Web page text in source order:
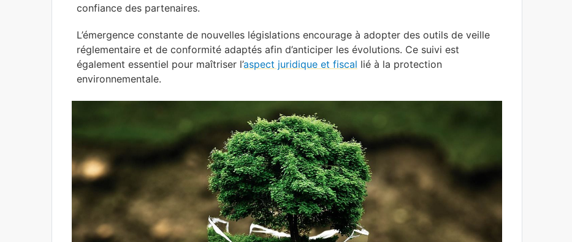
confiance des partenaires.
L’émergence constante de nouvelles législations encourage à adopter des outils de veille
réglementaire et de conformité adaptés afin d’anticiper les évolutions. Ce suivi est
également essentiel pour maîtriser l’aspect juridique et fiscal lié à la protection
environnementale.